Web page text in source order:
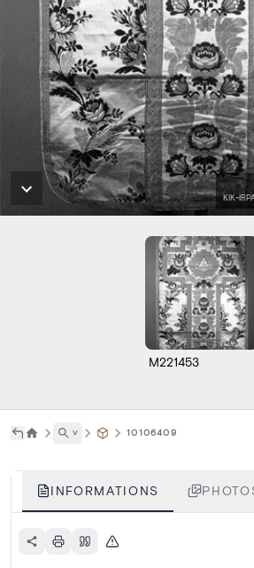
KIK-
M221453
˅ 10106409
INFORMATIONS